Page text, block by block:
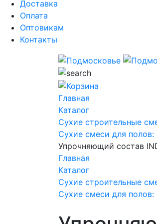
Доставка
Оплата
Оптовикам
Контакты
Главная
Каталог
Сухие строительные
Сухие смеси для
Упрочняющий состав
Главная
Каталог
Сухие строительные
Сухие смеси для